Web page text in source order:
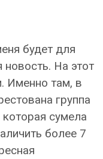
будет для
На этот
Именно там, в
группа
сумела
более 7